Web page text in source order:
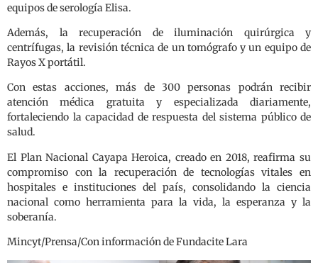
equipos de serología Elisa.
Además, la recuperación de iluminación quirúrgica y
centrífugas, la revisión técnica de un tomógrafo y un equipo de
Rayos X portátil.
Con estas acciones, más de 300 personas podrán recibir
atención médica gratuita y especializada diariamente,
fortaleciendo la capacidad de respuesta del sistema público de
salud.
El Plan Nacional Cayapa Heroica, creado en 2018, reafirma su
compromiso con la recuperación de tecnologías vitales en
hospitales e instituciones del país, consolidando la ciencia
nacional como herramienta para la vida, la esperanza y la
soberanía.
Mincyt/Prensa/Con información de Fundacite Lara